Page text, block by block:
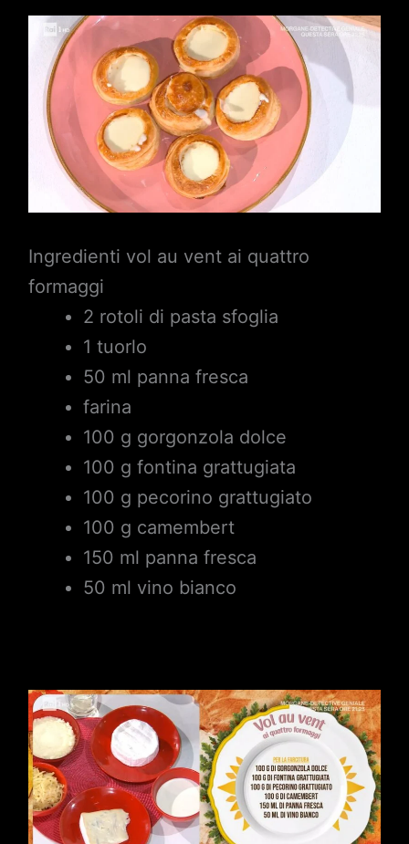
Ingredienti vol au vent ai quattro
formaggi
2 rotoli di pasta sfoglia
1 tuorlo
50 ml panna fresca
farina
100 g gorgonzola dolce
100 g fontina grattugiata
100 g pecorino grattugiato
100 g camembert
150 ml panna fresca
50 ml vino bianco